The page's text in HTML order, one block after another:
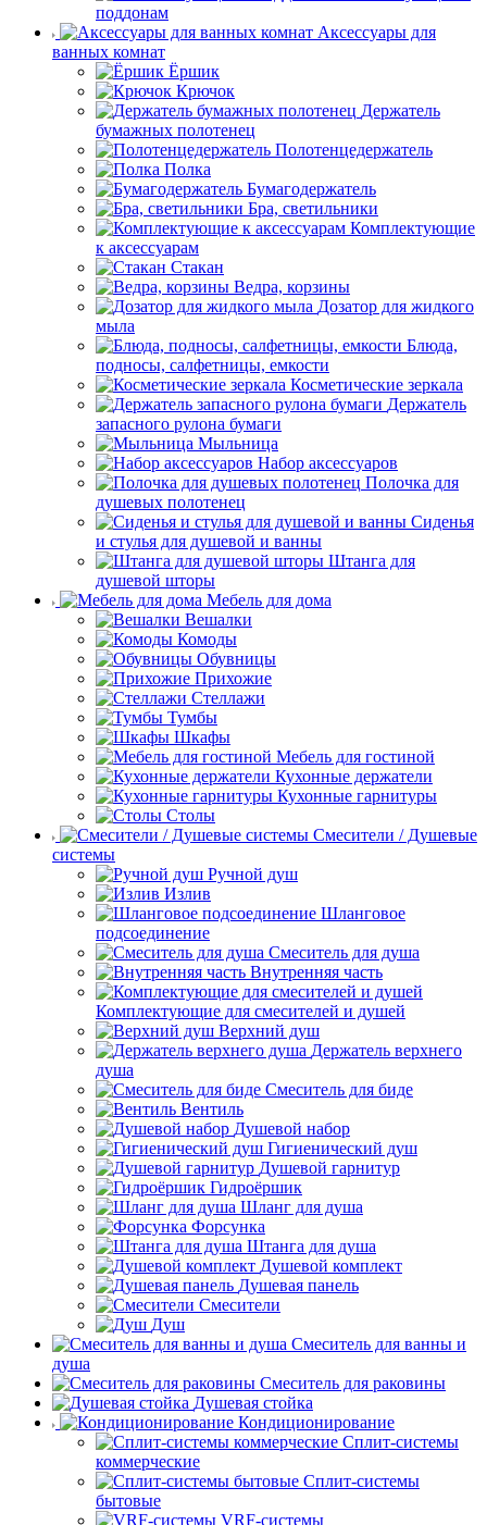
поддонам
Аксессуары для
ванных комнат
Ёршик
Крючок
Держатель
бумажных полотенец
Полотенцедержатель
Полка
Бумагодержатель
Бра, светильники
Комплектующие
к аксессуарам
Стакан
Ведра, корзины
Дозатор для жидкого
мыла
Блюда,
подносы, салфетницы, емкости
Косметические зеркала
Держатель
запасного рулона бумаги
Мыльница
Набор аксессуаров
Полочка для
душевых полотенец
Сиденья
и стулья для душевой и ванны
Штанга для
душевой шторы
Мебель для дома
Вешалки
Комоды
Обувницы
Прихожие
Стеллажи
Тумбы
Шкафы
Мебель для гостиной
Кухонные держатели
Кухонные гарнитуры
Столы
Смесители / Душевые
системы
Ручной душ
Излив
Шланговое
подсоединение
Смеситель для душа
Внутренняя часть
Комплектующие для смесителей и душей
Верхний душ
Держатель верхнего
душа
Смеситель для биде
Вентиль
Душевой набор
Гигиенический душ
Душевой гарнитур
Гидроёршик
Шланг для душа
Форсунка
Штанга для душа
Душевой комплект
Душевая панель
Смесители
Душ
Смеситель для ванны и
душа
Смеситель для раковины
Душевая стойка
Кондиционирование
Сплит-системы
коммерческие
Сплит-системы
бытовые
VRF-системы